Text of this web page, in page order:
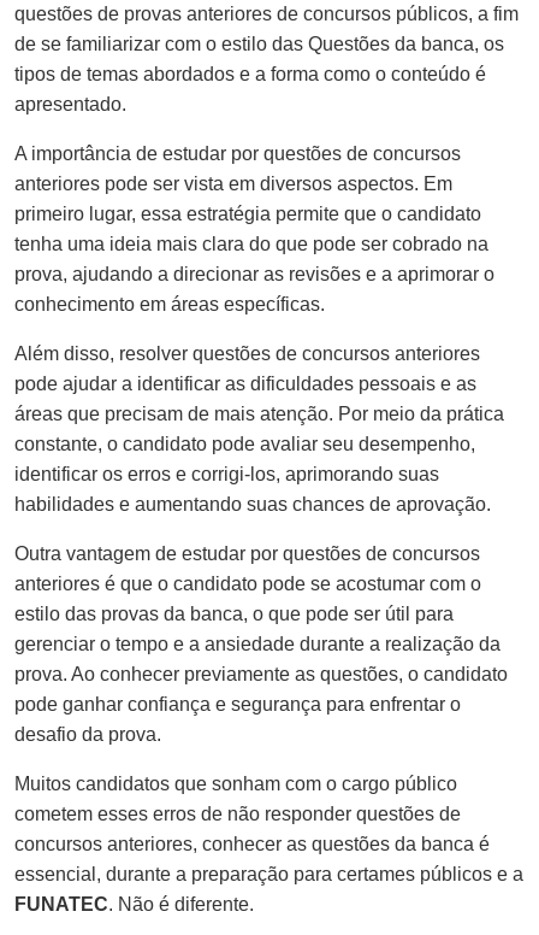
questões de provas anteriores de concursos públicos, a fim
de se familiarizar com o estilo das Questões da banca, os
tipos de temas abordados e a forma como o conteúdo é
apresentado.
A importância de estudar por questões de concursos
anteriores pode ser vista em diversos aspectos. Em
primeiro lugar, essa estratégia permite que o candidato
tenha uma ideia mais clara do que pode ser cobrado na
prova, ajudando a direcionar as revisões e a aprimorar o
conhecimento em áreas específicas.
Além disso, resolver questões de concursos anteriores
pode ajudar a identificar as dificuldades pessoais e as
áreas que precisam de mais atenção. Por meio da prática
constante, o candidato pode avaliar seu desempenho,
identificar os erros e corrigi-los, aprimorando suas
habilidades e aumentando suas chances de aprovação.
Outra vantagem de estudar por questões de concursos
anteriores é que o candidato pode se acostumar com o
estilo das provas da banca, o que pode ser útil para
gerenciar o tempo e a ansiedade durante a realização da
prova. Ao conhecer previamente as questões, o candidato
pode ganhar confiança e segurança para enfrentar o
desafio da prova.
Muitos candidatos que sonham com o cargo público
cometem esses erros de não responder questões de
concursos anteriores, conhecer as questões da banca é
essencial, durante a preparação para certames públicos e a
FUNATEC. Não é diferente.